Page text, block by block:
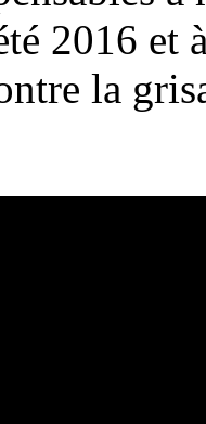
2016
la